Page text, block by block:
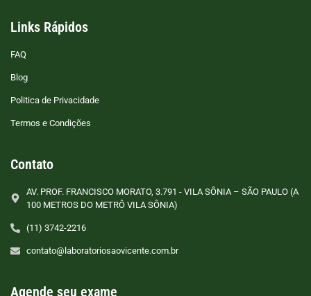
Links Rápidos
FAQ
Blog
Politica de Privacidade
Termos e Condições
Contato
AV. PROF. FRANCISCO MORATO, 3.791 - VILA SÔNIA – SÃO PAULO (A
100 METROS DO METRÔ VILA SÔNIA)
(11) 3742-2216
contato@laboratoriosaovicente.com.br
Agende seu exame